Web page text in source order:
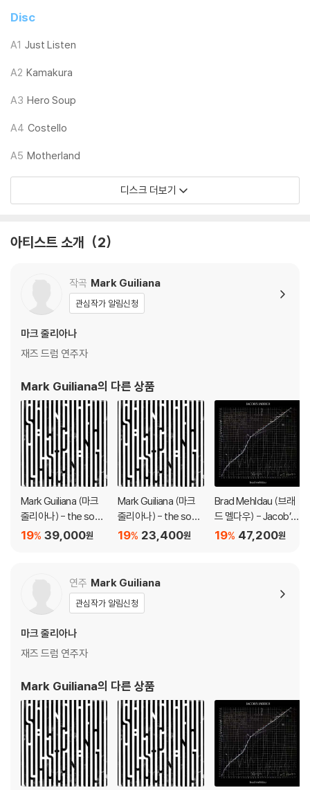
3) 일본 제작 LP는 대부분 겉비닐이 밀봉되어 있지 않습니다.
1) 침압 조절 기능이 없는 턴테이블을 사용하시는 경우, (주로 올인원 형태
모델) 다이내믹 사운드의 편차가 큰 트랙을 재생할 때 이상 현상이 발생할
기기 문제로 인해 발생하는 재생 불량 현상에 대해서는 반품/교환이 불가
2) 디스크는 정전기와 먼지로 인해 재생이 원활하지 않은 경우가 있습니
다. 전용 제품으로 이를 제거하면 대부분 해결됩니다.
3) 바늘에 먼지가 쌓이는 경우에도 재생이 원활하지 않을 수 있습니다.
1) 열을 가하여 제작하는 바이닐 공정 특성상 디스크 표면이 미세하게 울
재생이 불안정한 경우 스태빌라이저를 사용하시면 좀 더 안정적인 재생이
2) 재생 음역의 왜곡을 최소화 하고 반복 재생시에도 최대한 일관되게 유
지되도록 디스크 센터 홀 구경이 작게 제작되는 경우가 있습니다. 턴테이
블 스핀들에 맞지 않는 경우에는 전용 제품 등을 이용하여 센터 홀을 조정
하시면 해결됩니다.
가 있으며, 이는 상품의 불량이 아닙니다. 단, 재생에 이상이 있는 경우에는
불량으로 인한 반품/교환이 가능합니다
※ 컬러 디스크
아래에 해당하는 경우는 불량이 아니므로 개봉 후 반품/교환이 불가합니
2) 컬러 디스크의 특성상 제작 공정시 앨범마다 색상 차이가 나는 경우도
있습니다.
3) 컬러 디스크는 제작 과정에서 다른 색상 염료가 섞여 얼룩과 번짐, 반점
※ 반품/교환 안내
1) 불량으로 인한 반품/교환 요청 시에는 불량 확인을 위해 개봉 시의 동영
관련 사진과 동영상 및 재생 기기 모델명을 첨부하여 첨부하여 고객센터에
2) LP는 잦은 배송 과정에서 재킷에 손상이 발생할 가능성이 높고 재판매
가 어려우므로 신중한 구매를 부탁드립니다.
Disc
A1 Just Listen
A2 Kamakura
A3 Hero Soup
A4 Costello
A5 Motherland
디스크 더보기
아티스트 소개 2
작곡 Mark Guiliana
관심작가 알림신청
마크 줄리아나
재즈 드럼 연주자
Mark Guiliana의 다른 상품
Mark Guiliana (마크
줄리아나) - the soun
d of listening [일렉트
39,000원
19%
Mark Guiliana (마크
줄리아나) - the soun
d of listening
23,400원
19%
Brad Mehldau (브래
드 멜다우) - Jacob’s
Ladder [2LP]
47,200원
19%
연주 Mark Guiliana
관심작가 알림신청
마크 줄리아나
재즈 드럼 연주자
Mark Guiliana의 다른 상품